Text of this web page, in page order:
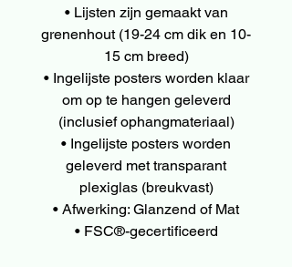
• Lijsten zijn gemaakt van
grenenhout (19-24 cm dik en 10-
15 cm breed)
• Ingelijste posters worden klaar
om op te hangen geleverd
(inclusief ophangmateriaal)
• Ingelijste posters worden
geleverd met transparant
plexiglas (breukvast)
• Afwerking: Glanzend of Mat
• FSC®-gecertificeerd